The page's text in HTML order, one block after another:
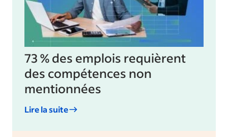
73 % des emplois requièrent
des compétences non
mentionnées
Lire la suite